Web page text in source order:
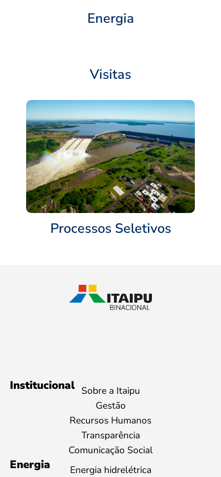
Energia
Visitas
Processos Seletivos
Institucional Sobre a Itaipu
Gestão
Recursos Humanos
Transparência
Comunicação Social
Energia
Energia hidrelétrica